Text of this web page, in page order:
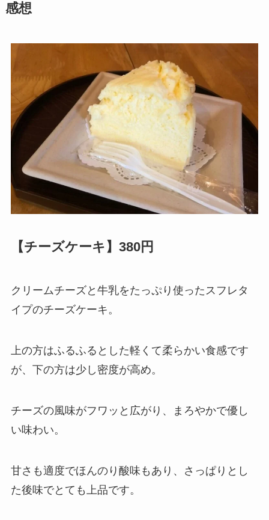
感想
【チーズケーキ】380円
クリームチーズと牛乳をたっぷり使ったスフレタ
イプのチーズケーキ。
上の方はふるふるとした軽くて柔らかい食感です
が、下の方は少し密度が高め。
チーズの風味がフワッと広がり、まろやかで優し
い味わい。
甘さも適度でほんのり酸味もあり、さっぱりとし
た後味でとても上品です。